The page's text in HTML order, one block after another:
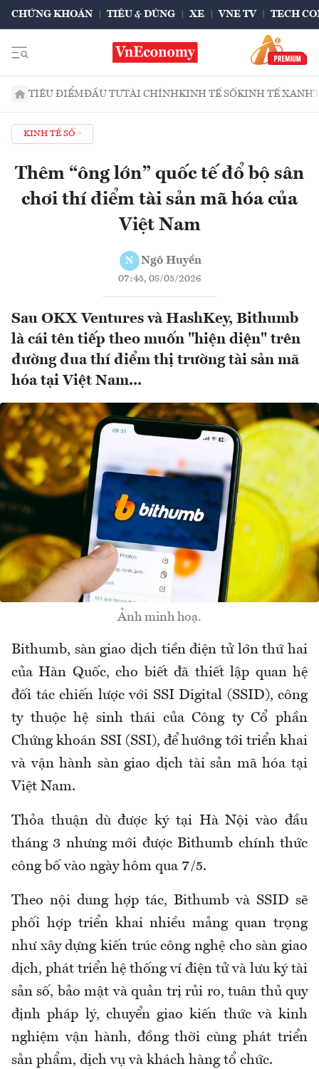
CHỨNG KHOÁN TIÊU & DÙNG XE VNE TV TECH
TIÊU ĐIỂMĐẦU TƯTÀI CHÍNHKINH TẾ SỐKINH TẾ XANH
KINH TẾ SỐ
Thêm “ông lớn” quốc tế đổ bộ sân
chơi thí điểm tài sản mã hóa của
Việt Nam
N Ngô Huyền
07:45, 08/05/2026
Sau OKX Ventures và HashKey, Bithumb
là cái tên tiếp theo muốn "hiện diện" trên
đường đua thí điểm thị trường tài sản mã
hóa tại Việt Nam...
Ảnh minh hoạ.
Bithumb, sàn giao dịch tiền điện tử lớn thứ hai
của Hàn Quốc, cho biết đã thiết lập quan hệ
đối tác chiến lược với SSI Digital (SSID), công
ty thuộc hệ sinh thái của Công ty Cổ phần
Chứng khoán SSI (SSI), để hướng tới triển khai
và vận hành sàn giao dịch tài sản mã hóa tại
Việt Nam.
Thỏa thuận dù được ký tại Hà Nội vào đầu
tháng 3 nhưng mới được Bithumb chính thức
công bố vào ngày hôm qua 7/5.
Theo nội dung hợp tác, Bithumb và SSID sẽ
phối hợp triển khai nhiều mảng quan trọng
như xây dựng kiến trúc công nghệ cho sàn giao
dịch, phát triển hệ thống ví điện tử và lưu ký tài
sản số, bảo mật và quản trị rủi ro, tuân thủ quy
định pháp lý, chuyển giao kiến thức và kinh
nghiệm vận hành, đồng thời cùng phát triển
sản phẩm, dịch vụ và khách hàng tổ chức.